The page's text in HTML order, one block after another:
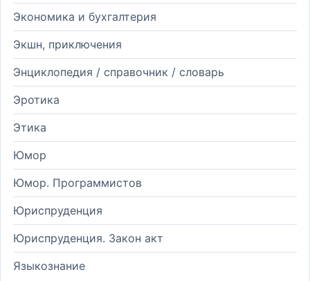
Экономика и бухгалтерия
Экшн, приключения
Энциклопедия / справочник / словарь
Эротика
Этика
Юмор
Юмор. Программистов
Юриспруденция
Юриспруденция. Закон акт
Языкознание